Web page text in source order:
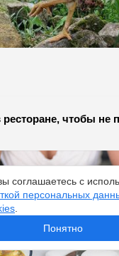
чтобы не
соглашаетесь с
персональных
Понятно